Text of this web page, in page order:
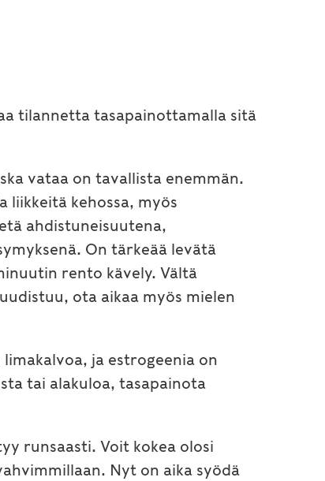
tilannetta tasapainottamalla sitä
vataa on tavallista enemmän.
liikkeitä kehossa, myös
ahdistuneisuutena,
On tärkeää levätä
rento kävely. Vältä
ota aikaa myös mielen
ja estrogeenia on
tai alakuloa, tasapainota
runsaasti. Voit kokea olosi
Nyt on aika syödä